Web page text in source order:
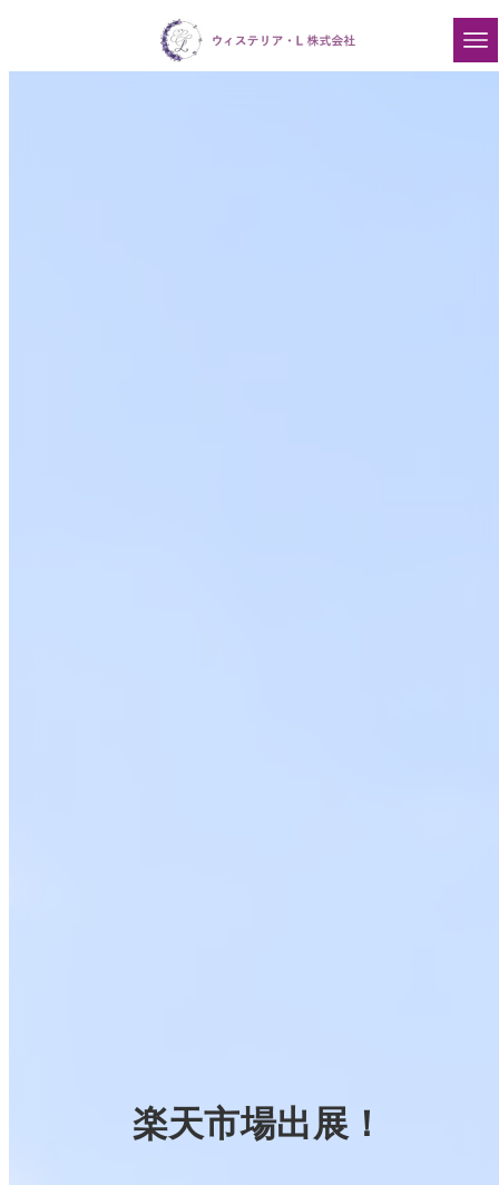
楽天市場出展！